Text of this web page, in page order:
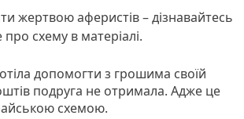
жертвою аферистів – дізнавайтесь
схему в матеріалі.
допомогти з грошима своїй
подруга не отримала. Адже це
схемою.